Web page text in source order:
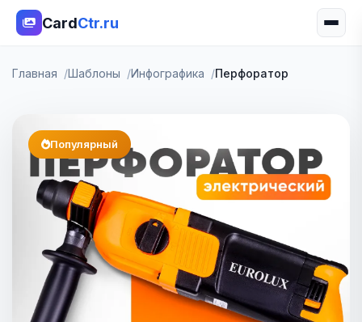
CardCtr.ru
Главная Шаблоны Инфографика Перфоратор
Популярный